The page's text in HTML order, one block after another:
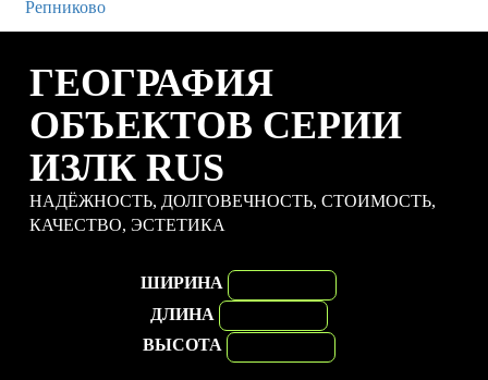
ГЕОГРАФИЯ
ОБЪЕКТОВ СЕРИИ
ИЗЛК RUS
НАДЁЖНОСТЬ, ДОЛГОВЕЧНОСТЬ, СТОИМОСТЬ,
КАЧЕСТВО, ЭСТЕТИКА
ШИРИНА
ДЛИНА
ВЫСОТА